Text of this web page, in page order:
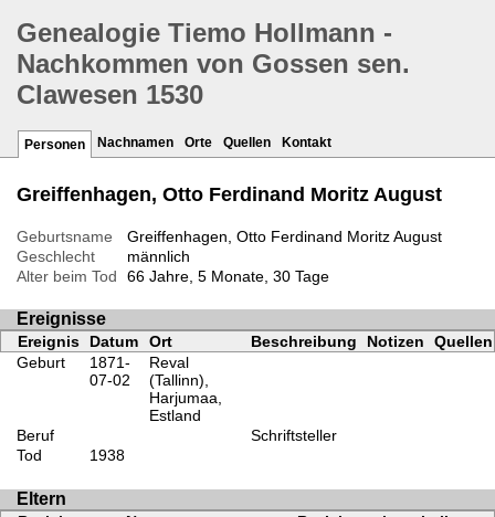
Genealogie Tiemo Hollmann -
Nachkommen von Gossen sen.
Clawesen 1530
Personen Nachnamen Orte Quellen Kontakt
Greiffenhagen, Otto Ferdinand Moritz August
Geburtsname
Greiffenhagen, Otto Ferdinand Moritz August
Geschlecht
männlich
Alter beim Tod
66 Jahre, 5 Monate, 30 Tage
Ereignisse
Ereignis Datum Ort Beschreibung Notizen
Quellen
Geburt
1871-
07-02
Reval
(Tallinn),
Harjumaa,
Estland
Beruf
Schriftsteller
Tod
1938
Eltern